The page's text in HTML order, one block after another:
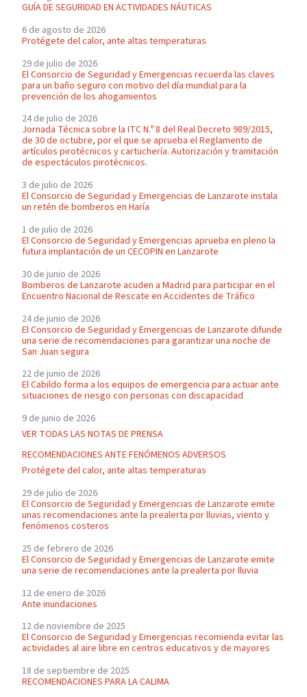
GUÍA DE SEGURIDAD EN ACTIVIDADES NÁUTICAS
6 de agosto de 2026
Protégete del calor, ante altas temperaturas
29 de julio de 2026
El Consorcio de Seguridad y Emergencias recuerda las claves
para un baño seguro con motivo del día mundial para la
prevención de los ahogamientos
24 de julio de 2026
Jornada Técnica sobre la ITC N.º 8 del Real Decreto 989/2015,
de 30 de octubre, por el que se aprueba el Reglamento de
artículos pirotécnicos y cartuchería. Autorización y tramitación
de espectáculos pirotécnicos.
3 de julio de 2026
El Consorcio de Seguridad y Emergencias de Lanzarote instala
un retén de bomberos en Haría
1 de julio de 2026
El Consorcio de Seguridad y Emergencias aprueba en pleno la
futura implantación de un CECOPIN en Lanzarote
30 de junio de 2026
Bomberos de Lanzarote acuden a Madrid para participar en el
Encuentro Nacional de Rescate en Accidentes de Tráfico
24 de junio de 2026
El Consorcio de Seguridad y Emergencias de Lanzarote difunde
una serie de recomendaciones para garantizar una noche de
San Juan segura
22 de junio de 2026
El Cabildo forma a los equipos de emergencia para actuar ante
situaciones de riesgo con personas con discapacidad
9 de junio de 2026
VER TODAS LAS NOTAS DE PRENSA
RECOMENDACIONES ANTE FENÓMENOS ADVERSOS
Protégete del calor, ante altas temperaturas
29 de julio de 2026
El Consorcio de Seguridad y Emergencias de Lanzarote emite
unas recomendaciones ante la prealerta por lluvias, viento y
fenómenos costeros
25 de febrero de 2026
El Consorcio de Seguridad y Emergencias de Lanzarote emite
una serie de recomendaciones ante la prealerta por lluvia
12 de enero de 2026
Ante inundaciones
12 de noviembre de 2025
El Consorcio de Seguridad y Emergencias recomienda evitar las
actividades al aire libre en centros educativos y de mayores
18 de septiembre de 2025
RECOMENDACIONES PARA LA CALIMA